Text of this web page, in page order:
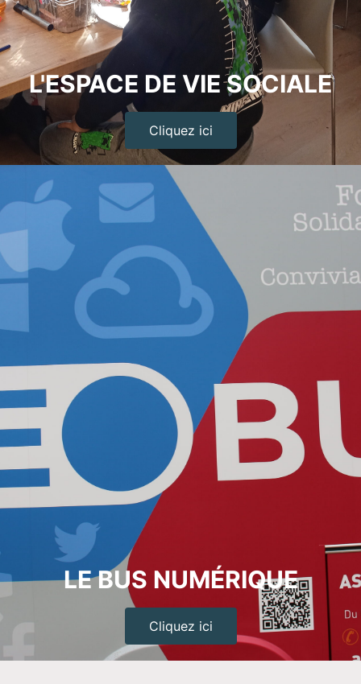
L'ESPACE DE VIE SOCIALE
Cliquez ici
LE BUS NUMÉRIQUE
Cliquez ici